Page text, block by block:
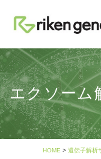
エクソーム
HOME > 遺伝子解析